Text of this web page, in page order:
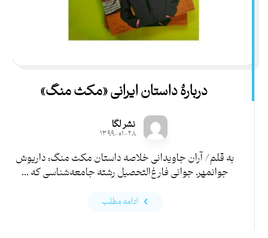
دربارۀ داستان ایرانی «مکث منگ»
نشر لگا
۱۳۹۹-۰۱-۲۸
به قلم/ آران جاویدانی خلاصه داستان مکث منگ: داریوش
جوانمهر، جوانی فارغ‌التحصیل رشته جامعه‌شناسی که ...
ادامه مطلب